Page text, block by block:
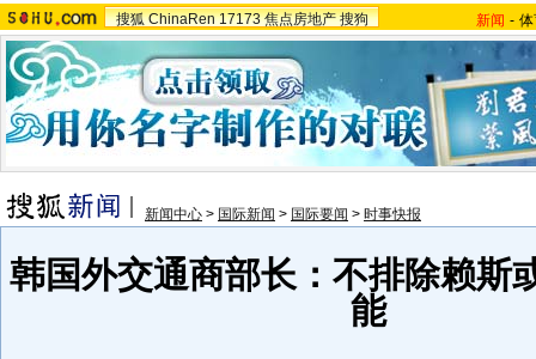
搜狐 ChinaRen 17173 焦点房地产 搜狗 新闻 -
新闻中心 > 国际新闻 > 国际要闻 > 时事快报
韩国外交通商部长：不排除赖斯
能